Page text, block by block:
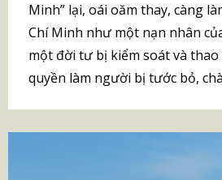
Minh” lại, oái oăm thay, càng
Chí Minh như một nạn nhân
một đời tư bị kiểm soát và
quyền làm người bị tước bỏ,